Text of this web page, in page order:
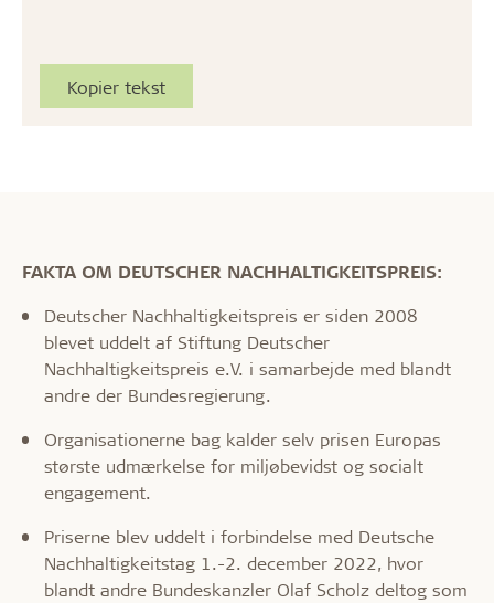
Kopier tekst
FAKTA OM DEUTSCHER NACHHALTIGKEITSPREIS:
Deutscher Nachhaltigkeitspreis er siden 2008
blevet uddelt af Stiftung Deutscher
Nachhaltigkeitspreis e.V. i samarbejde med blandt
andre der Bundesregierung.
Organisationerne bag kalder selv prisen Europas
største udmærkelse for miljøbevidst og socialt
engagement.
Priserne blev uddelt i forbindelse med Deutsche
Nachhaltigkeitstag 1.-2. december 2022, hvor
blandt andre Bundeskanzler Olaf Scholz deltog som